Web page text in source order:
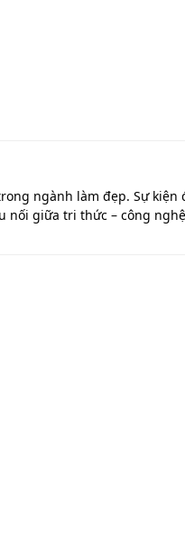
ngành làm đẹp. Sự
giữa tri thức – công